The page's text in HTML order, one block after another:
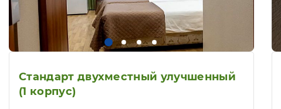
Стандарт двухместный улучшенный
(1 корпус)